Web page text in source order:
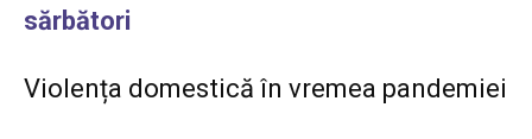
sărbători
Violența domestică în vremea pandemiei